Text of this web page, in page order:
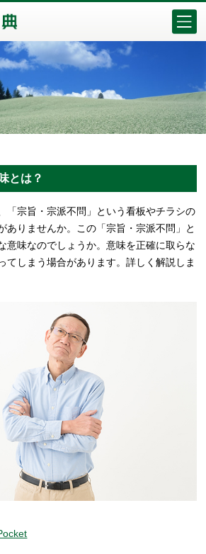
とは？
「宗旨・宗派不問」という看板やチラシの
ありませんか。この「宗旨・宗派不問」と
意味なのでしょうか。意味を正確に取らな
てしまう場合があります。詳しく解説しま